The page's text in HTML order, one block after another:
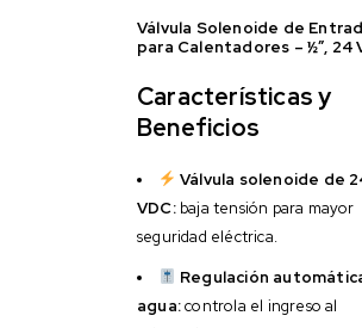
Válvula Solenoide de
para Calentadores – ½”, 24
Características y
Beneficios
Válvula solenoide de
VDC:baja tensión para mayor
seguridad eléctrica.
Regulación
agua:controla el ingreso al